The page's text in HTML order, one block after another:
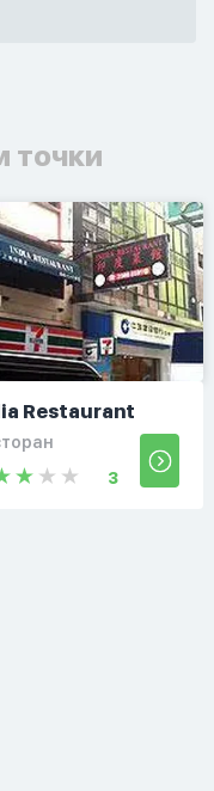
точки
Restaurant
3